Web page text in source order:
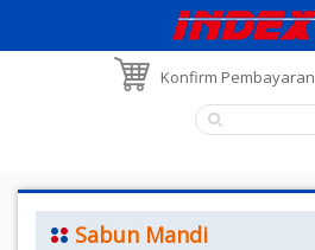
Konfirm Pembayaran
Sabun Mandi